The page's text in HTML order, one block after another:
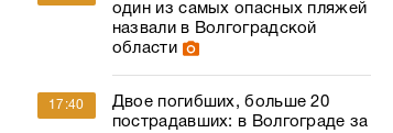
один из самых опасных пляжей
назвали в Волгоградской
области
17:40
Двое погибших, больше 20
пострадавших: в Волгограде за